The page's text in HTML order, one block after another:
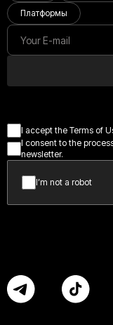
Платформы
I accept the Terms of
I consent to the
newsletter.
I’m not a robot